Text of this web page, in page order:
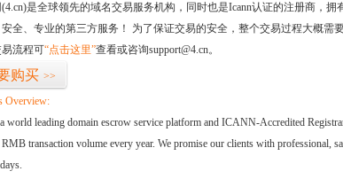
是全球领先的域名交易服务机构，同时也是Icann认证的注册商，
全、专业的第三方服务！ 为了保证交易的安全，整个交易过程大概需要
流程可“点击这里”查看或咨询support@4.cn。
购买 >>
Overview:
world leading domain escrow service platform and ICANN-Accredited
transaction volume every year. We promise our clients with professional,